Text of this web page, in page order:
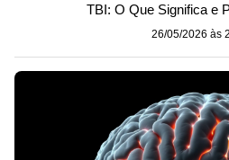
TBI: O Que Significa e
26/05/2026 às